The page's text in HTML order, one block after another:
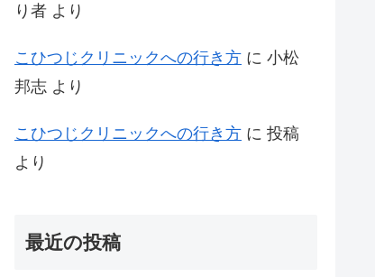
り者 より
こひつじクリニックへの行き方 に 小松
邦志 より
こひつじクリニックへの行き方 に 投稿
より
最近の投稿